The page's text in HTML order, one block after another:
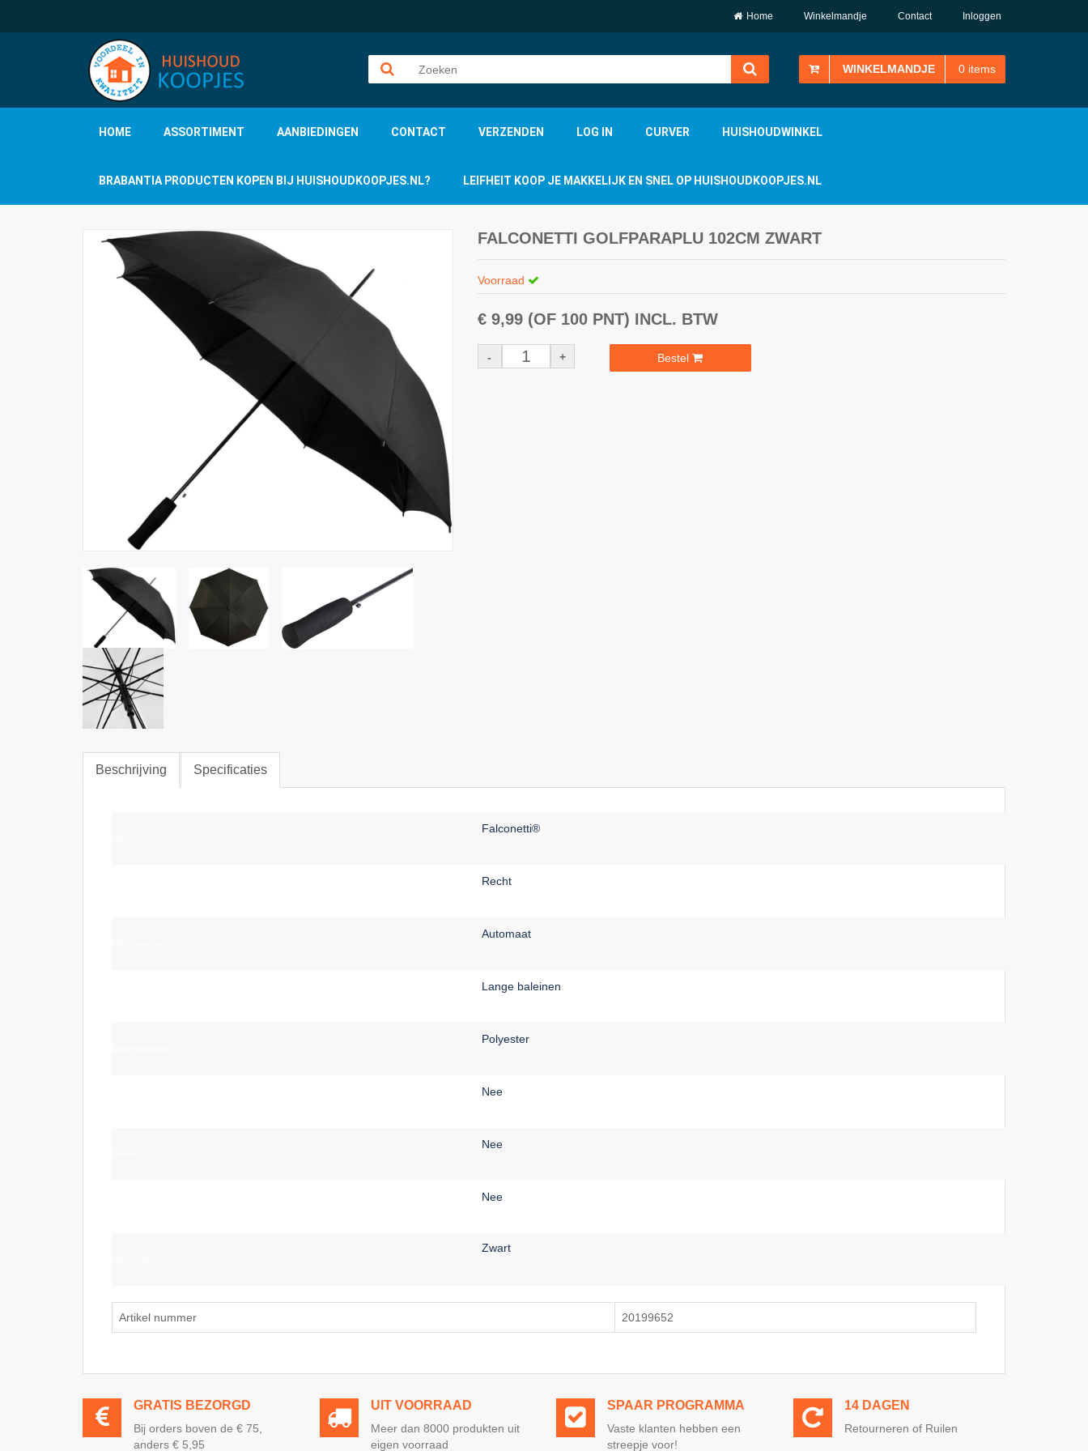
Home Winkelmandje Contact Inloggen
WINKELMANDJE 0 items
HOME ASSORTIMENT AANBIEDINGEN CONTACT VERZENDEN LOG IN CURVER HUISHOUDWINKEL
BRABANTIA PRODUCTEN KOPEN BIJ HUISHOUDKOOPJES.NL? LEIFHEIT KOOP JE MAKKELIJK EN SNEL OP HUISHOUDKOOPJES.NL
FALCONETTI GOLFPARAPLU 102CM ZWART
Voorraad
€ 9,99 (OF 100 PNT) INCL. BTW
- + Bestel
Beschrijving Specificaties
Falconetti®
Recht
Automaat
Lange baleinen
Polyester
Nee
Nee
Nee
Zwart
Artikel nummer 20199652
GRATIS BEZORGD
Bij orders boven de € 75,
anders € 5,95
UIT VOORRAAD
Meer dan 8000 produkten uit
eigen voorraad
SPAAR PROGRAMMA
Vaste klanten hebben een
streepje voor!
14 DAGEN
Retourneren of Ruilen